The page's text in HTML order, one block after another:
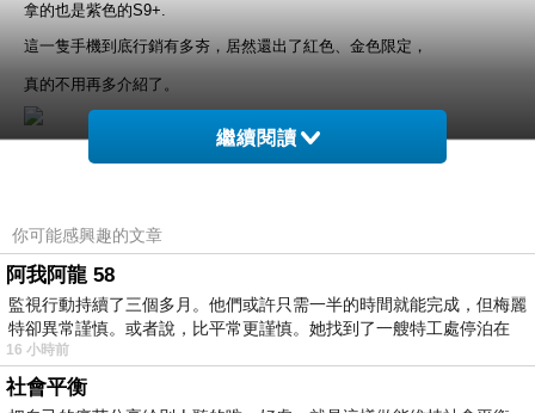
拿的也是紫色的S9+.
這一隻手機到底行銷有多夯，居然還出了紅色、金色限定，
真的不用再多介紹了。
小冰其實一直在Samsung跟XZ2之間做選擇，
愛，
但這一次的購機經驗卻讓小冰對三星簡直是絕望到了極點，
在心裡給了極度差的評價，甚至日後都不會想再回購，也給廣大消費者
一個警醒!!!
一隻再好用的手機，
繼續閱讀
你可能感興趣的文章
阿我阿龍 58
監視行動持續了三個多月。他們或許只需一半的時間就能完成，但梅麗
特卻異常謹慎。或者說，比平常更謹慎。她找到了一艘特工處停泊在
16 小時前
社會平衡